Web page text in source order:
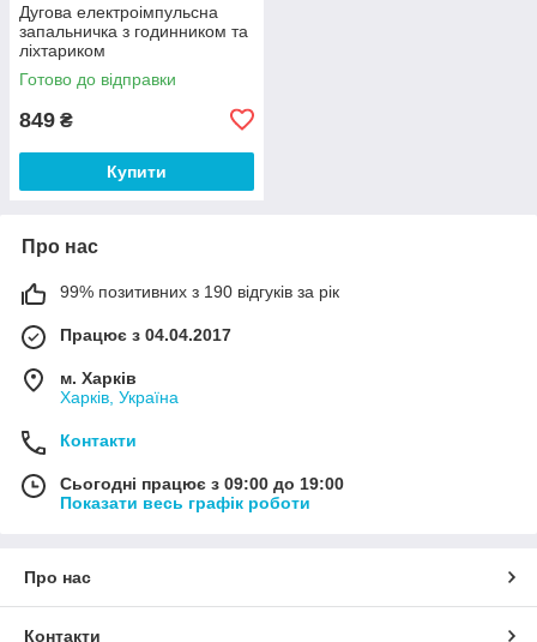
Дугова електроімпульсна
запальничка з годинником та
ліхтариком
Готово до відправки
849 ₴
Купити
Про нас
99% позитивних з 190 відгуків за рік
Працює з 04.04.2017
м. Харків
Харків, Україна
Контакти
Сьогодні працює з 09:00 до 19:00
Показати весь графік роботи
Про нас
Контакти